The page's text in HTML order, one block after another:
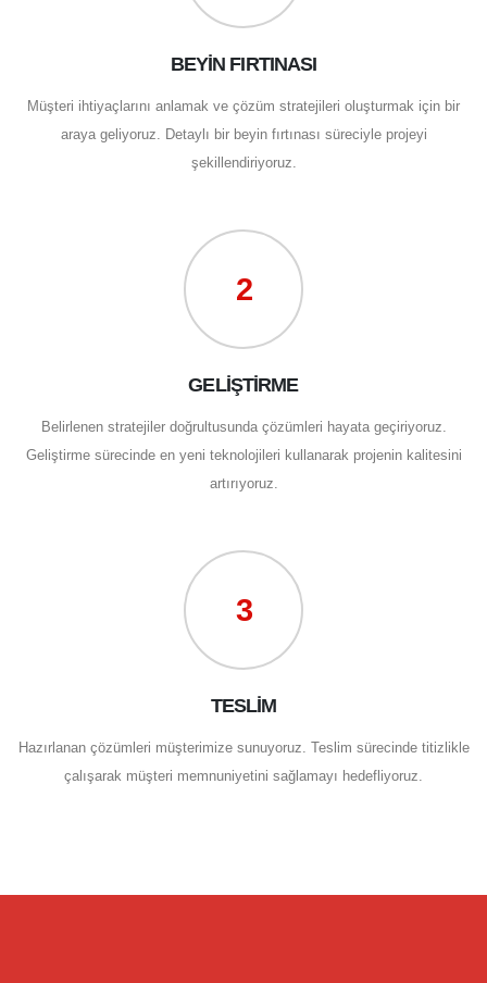
BEYİN FIRTINASI
Müşteri ihtiyaçlarını anlamak ve çözüm stratejileri oluşturmak için bir
araya geliyoruz. Detaylı bir beyin fırtınası süreciyle projeyi
şekillendiriyoruz.
2
GELİŞTİRME
Belirlenen stratejiler doğrultusunda çözümleri hayata geçiriyoruz.
Geliştirme sürecinde en yeni teknolojileri kullanarak projenin kalitesini
artırıyoruz.
3
TESLİM
Hazırlanan çözümleri müşterimize sunuyoruz. Teslim sürecinde titizlikle
çalışarak müşteri memnuniyetini sağlamayı hedefliyoruz.